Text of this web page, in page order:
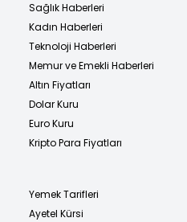
Sağlık Haberleri
Kadın Haberleri
Teknoloji Haberleri
Memur ve Emekli Haberleri
Altın Fiyatları
Dolar Kuru
Euro Kuru
Kripto Para Fiyatları
Yemek Tarifleri
Ayetel Kürsi